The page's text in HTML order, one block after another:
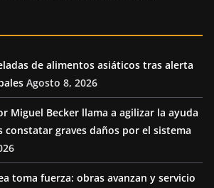
de alimentos asiáticos tras alerta
Agosto 8, 2026
Miguel Becker llama a agilizar la ayuda
constatar graves daños por el sistema
toma fuerza: obras avanzan y servicio